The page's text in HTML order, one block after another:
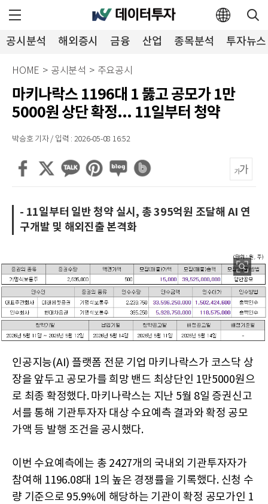
공시분석 해외증시 금융 산업 종목분석 투자뉴스
HOME > 공시분석 > 주요공시
마키나락스 1196대 1 뚫고 공모가 1만
5000원 상단 확정... 11일부터 청약
박승호 기자 / 입력 : 2026-05-08 16:52
- 11일부터 일반 청약 실시, 총 395억원 조달해 AI 연
구개발 및 해외진출 본격화
인공지능(AI) 플랫폼 전문 기업 마키나락스가 코스닥 상
장을 앞두고 공모가를 희망 밴드 최상단인 1만5000원으
로 최종 확정했다. 마키나락스는 지난 5월 8일 증권신고
서를 통해 기관투자자 대상 수요예측 결과와 확정 공모
가액 등 발행 조건을 공시했다.
이번 수요예측에는 총 2427개의 국내외 기관투자자가
참여해 1196.08대 1의 높은 경쟁률을 기록했다. 신청 수
량 기준으로 95.9%에 해당하는 기관이 확정 공모가인 1